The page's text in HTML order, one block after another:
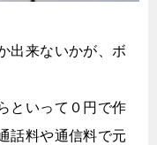
出来ないかが、ボ
といって０円で作
話料や通信料で元